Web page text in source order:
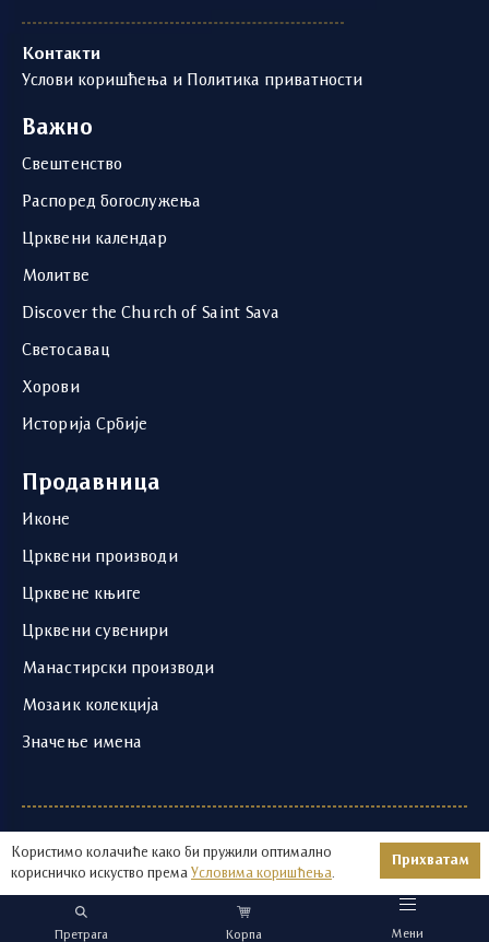
Претрага Корпа Мени
Контакти
Услови коришћења и Политика приватности
Важно
Свештенство
Распоред богослужења
Црквени календар
Молитве
Discover the Church of Saint Sava
Светосавац
Хорови
Историја Србије
Продавница
Иконе
Црквени производи
Црквене књиге
Црквени сувенири
Манастирски производи
Мозаик колекција
Значење имена
1219 - 2026 © | Храм Светог Саве | Развој и
оптимизација:Авокадо
Користимо колачиће како би пружили оптимално
корисничко искуство према Условима коришћења.
Прихватам